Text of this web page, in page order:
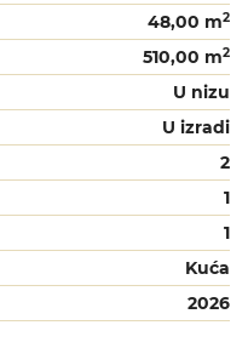
48,00 m2
510,00 m2
U nizu
U izradi
2
1
1
Kuća
2026